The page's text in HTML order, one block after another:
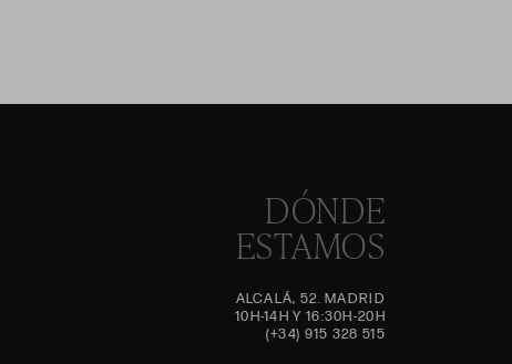
DÓNDE
ESTAMOS
ALCALÁ, 52. MADRID
10H-14H Y 16:30H-20H
(+34) 915 328 515